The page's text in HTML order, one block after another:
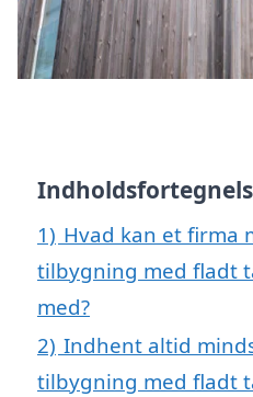
1) Hvad kan et firma
tilbygning med fladt
med?
2) Indhent altid
tilbygning med fladt